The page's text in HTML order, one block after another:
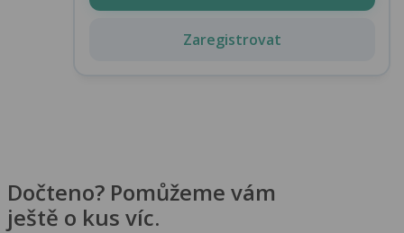
Zaregistrovat
Dočteno? Pomůžeme vám
ještě o kus víc.